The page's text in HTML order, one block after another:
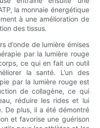
la monnaie énergétique
à une amélioration de
des tissus.
d’onde de lumière émises
par la lumière rouge
ce qui en fait un outil
la santé. L’un des
par la lumière rouge est
de collagène, ce qui
réduire les rides et lui
De plus, il a été démontré
et favorise une guérison